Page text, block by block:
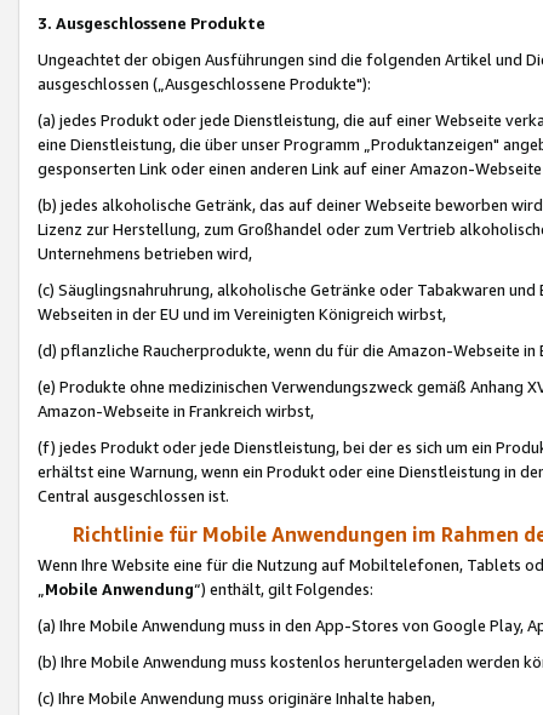
3. Ausgeschlossene Produkte
Ungeachtet der obigen Ausführungen sind die folgenden Artikel und
ausgeschlossen („Ausgeschlossene Produkte"):
(a) jedes Produkt oder jede Dienstleistung, die auf einer Webseite
eine Dienstleistung, die über unser Programm „Produktanzeigen"
gesponserten Link oder einen anderen Link auf einer Amazon-
(b) jedes alkoholische Getränk, das auf deiner Webseite beworben
Lizenz zur Herstellung, zum Großhandel oder zum Vertrieb
Unternehmens betrieben wird,
(c) Säuglingsnahruhrung, alkoholische Getränke oder Tabakwaren
Webseiten in der EU und im Vereinigten Königreich wirbst,
(d) pflanzliche Raucherprodukte, wenn du für die Amazon-Webseite in
(e) Produkte ohne medizinischen Verwendungszweck gemäß Anhang
Amazon-Webseite in Frankreich wirbst,
(f) jedes Produkt oder jede Dienstleistung, bei der es sich um ein
erhältst eine Warnung, wenn ein Produkt oder eine Dienstleistung in
Central ausgeschlossen ist.
Richtlinie für Mobile Anwendungen im Rahmen
Wenn Ihre Website eine für die Nutzung auf Mobiltelefonen, Tablets
„Mobile Anwendung“) enthält, gilt Folgendes:
(a) Ihre Mobile Anwendung muss in den App-Stores von Google Play,
(b) Ihre Mobile Anwendung muss kostenlos heruntergeladen werden
(c) Ihre Mobile Anwendung muss originäre Inhalte haben,